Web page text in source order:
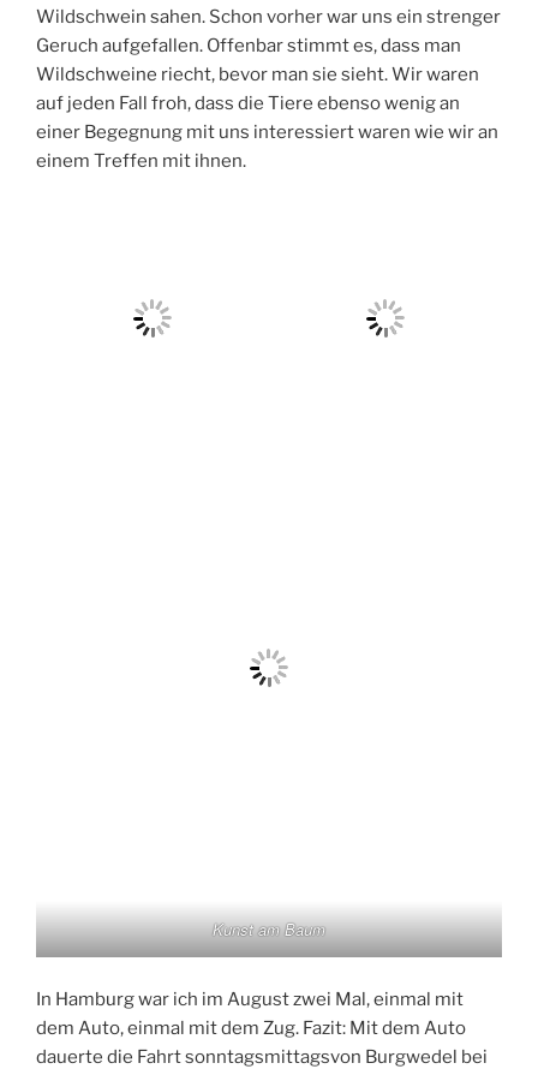
Wildschwein sahen. Schon vorher war uns ein strenger
Geruch aufgefallen. Offenbar stimmt es, dass man
Wildschweine riecht, bevor man sie sieht. Wir waren
auf jeden Fall froh, dass die Tiere ebenso wenig an
einer Begegnung mit uns interessiert waren wie wir an
einem Treffen mit ihnen.
Kunst am Baum
In Hamburg war ich im August zwei Mal, einmal mit
dem Auto, einmal mit dem Zug. Fazit: Mit dem Auto
dauerte die Fahrt sonntagsmittagsvon Burgwedel bei